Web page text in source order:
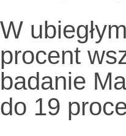
W
procent
badanie
do 19